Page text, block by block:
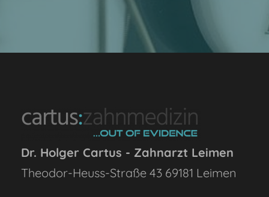
Dr. Holger Cartus - Zahnarzt Leimen
Theodor-Heuss-Straße 43 69181 Leimen